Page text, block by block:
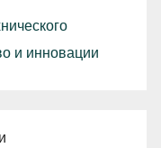
и инновации